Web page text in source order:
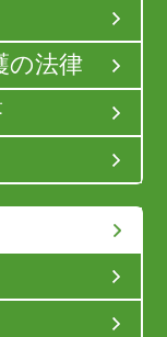
の法律